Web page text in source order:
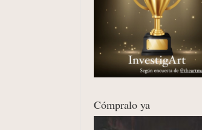
Cómpralo ya